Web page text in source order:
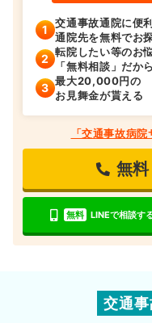
交通事故通院に便
通院先を無料でお
転院したい等のお
「無料相談」だか
最大20,000円の
お見舞金が貰える
「交通事故病
無料
無料 LINEで相談す
交通